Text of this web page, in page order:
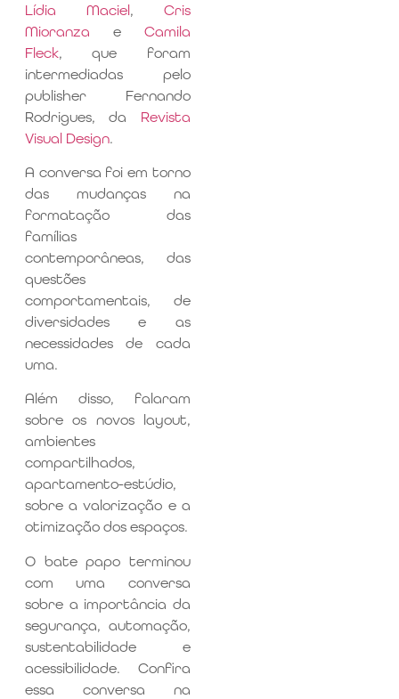
Lídia Maciel, Cris
Mioranza e Camila
Fleck, que foram
intermediadas pelo
publisher Fernando
Rodrigues, da Revista
Visual Design.
A conversa foi em torno
das mudanças na
formatação das
famílias
contemporâneas, das
questões
comportamentais, de
diversidades e as
necessidades de cada
uma.
Além disso, falaram
sobre os novos layout,
ambientes
compartilhados,
apartamento-estúdio,
sobre a valorização e a
otimização dos espaços.
O bate papo terminou
com uma conversa
sobre a importância da
segurança, automação,
sustentabilidade e
acessibilidade. Confira
essa conversa na